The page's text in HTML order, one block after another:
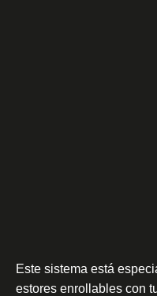
Este sistema está
estores enrollables con